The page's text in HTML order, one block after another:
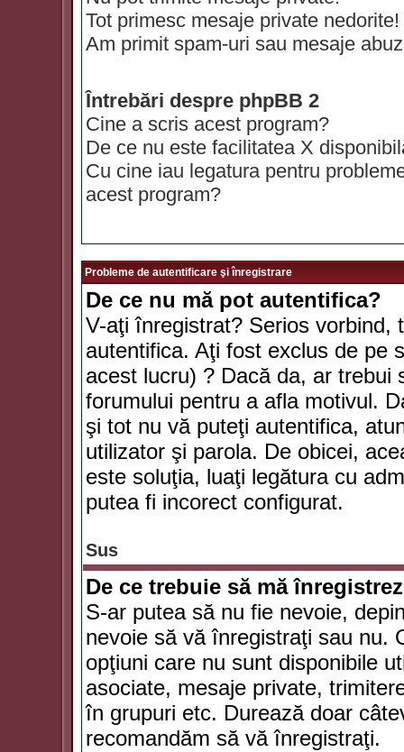
Tot primesc mesaje private nedorite!
Am primit spam-uri sau mesaje
Întrebări despre phpBB 2
Cine a scris acest program?
De ce nu este facilitatea X
Cu cine iau legatura pentru
acest program?
Probleme de autentificare şi înregistrare
De ce nu mă pot autentifica?
V-aţi înregistrat? Serios vorbind,
autentifica. Aţi fost exclus de pe
acest lucru) ? Dacă da, ar trebui
forumului pentru a afla motivul.
şi tot nu vă puteţi autentifica,
utilizator şi parola. De obicei,
este soluţia, luaţi legătura cu
putea fi incorect configurat.
Sus
De ce trebuie să mă
S-ar putea să nu fie nevoie,
nevoie să vă înregistraţi sau nu.
opţiuni care nu sunt disponibile
asociate, mesaje private,
în grupuri etc. Durează doar
recomandăm să vă înregistraţi.